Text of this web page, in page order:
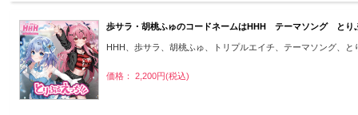
歩サラ・胡桃ふゅのコードネームはHHH テーマソング とり
HHH、歩サラ、胡桃ふゅ、トリプルエイチ、テーマソング、と
価格： 2,200円(税込)